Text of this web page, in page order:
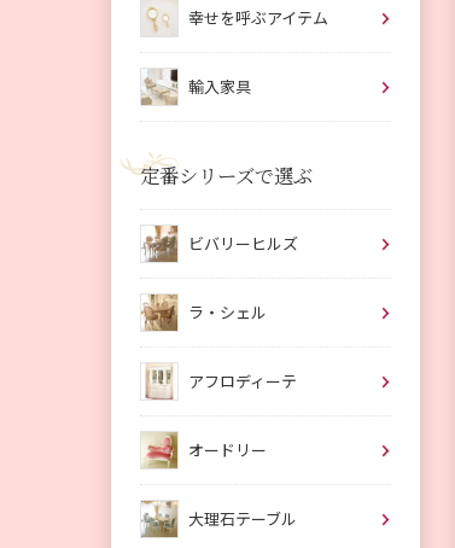
幸せを呼ぶアイテム
輸入家具
定番シリーズで選ぶ
ビバリーヒルズ
ラ・シェル
アフロディーテ
オードリー
大理石テーブル